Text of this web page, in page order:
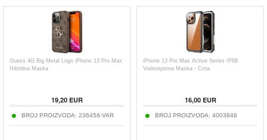
Guess 4G Big Metal Logo iPhone 13 Pro Max
Hibridna Maska
19,20EUR
BROJ PROIZVODA: 236458-VAR
iPhone 13 Pro Max Active Series IP68
Vodootporna Maska - Crna
16,00EUR
BROJ PROIZVODA: 4003846